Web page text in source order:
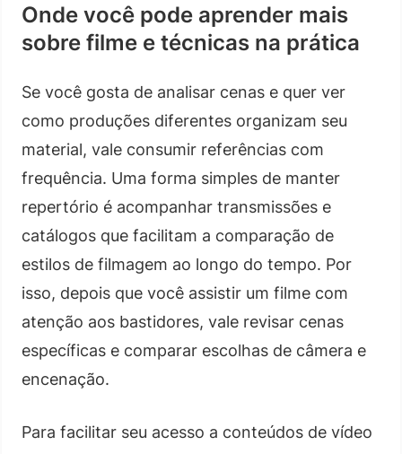
Onde você pode aprender mais
sobre filme e técnicas na prática
Se você gosta de analisar cenas e quer ver
como produções diferentes organizam seu
material, vale consumir referências com
frequência. Uma forma simples de manter
repertório é acompanhar transmissões e
catálogos que facilitam a comparação de
estilos de filmagem ao longo do tempo. Por
isso, depois que você assistir um filme com
atenção aos bastidores, vale revisar cenas
específicas e comparar escolhas de câmera e
encenação.
Para facilitar seu acesso a conteúdos de vídeo